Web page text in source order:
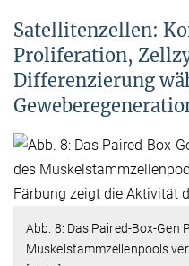
Satellitenzellen:
Proliferation,
Differenzierung
Abb. 8: Das Paired-Box-Gen
Muskelstammzellenpools